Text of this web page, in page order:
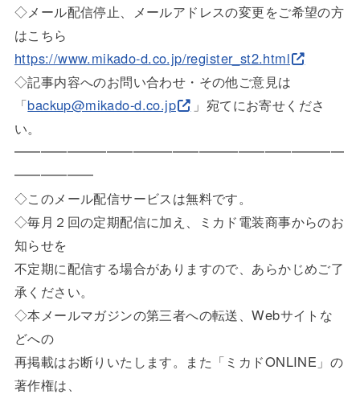
◇メール配信停止、メールアドレスの変更をご希望の方
はこちら
https://www.mikado-d.co.jp/register_st2.html
◇記事内容へのお問い合わせ・その他ご意見は
「backup@mikado-d.co.jp 」宛てにお寄せく ださ
い。
━━━━━━━━━━━━━━━━━━━━━━━━━
━━━━━━
◇このメール配信サービスは無料です。
◇毎月２回の定期配信に加え、ミカド電装商事からのお
知らせを
不定期に配信する場合がありますので、あらかじめご了
承ください。
◇本メールマガジンの第三者への転送、Webサイトな
どへの
再掲載はお断りいたします。また「ミカドONLINE」の
著作権は、